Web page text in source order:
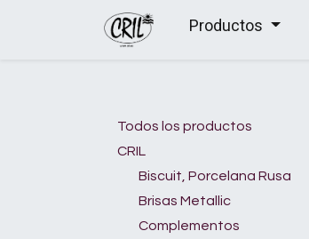
Productos
Todos los productos
CRIL
Biscuit, Porcelana Rusa
Brisas Metallic
Complementos